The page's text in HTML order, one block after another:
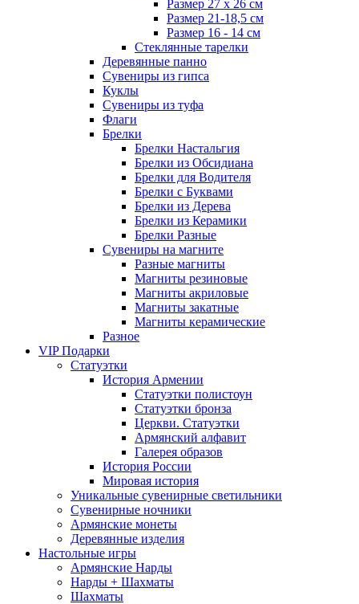
Размер 27 х 26 см
Размер 21-18,5 см
Размер 16 - 14 см
Стеклянные тарелки
Деревянные панно
Сувениры из гипса
Куклы
Сувениры из туфа
Флаги
Брелки
Брелки Настальгия
Брелки из Обсидиана
Брелки для Водителя
Брелки с Буквами
Брелки из Дерева
Брелки из Керамики
Брелки Разные
Сувениры на магните
Разные магниты
Магниты резиновые
Магниты акриловые
Магниты закатные
Магниты керамические
Разное
VIP Подарки
Статуэтки
История Армении
Статуэтки полистоун
Статуэтки бронза
Церкви. Статуэтки
Армянский алфавит
Галерея образов
История России
Мировая история
Уникальные сувенирные светильники
Сувенирные ночники
Армянские монеты
Деревянные изделия
Настольные игры
Армянские Нарды
Нарды + Шахматы
Шахматы